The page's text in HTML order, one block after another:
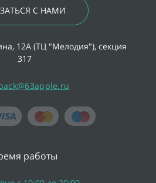
С НАМИ
12А (ТЦ "Мелодия"), секция
317
работы